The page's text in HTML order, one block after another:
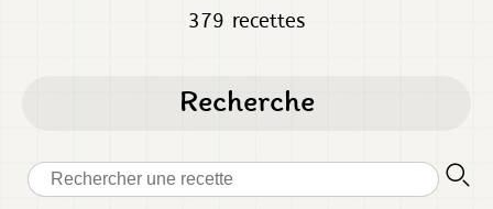
379 recettes
Recherche